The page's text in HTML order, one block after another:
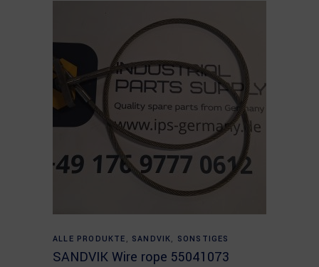
Read more
ALLE PRODUKTE , SANDVIK, SONSTIGES
SANDVIK Wire rope 55041073